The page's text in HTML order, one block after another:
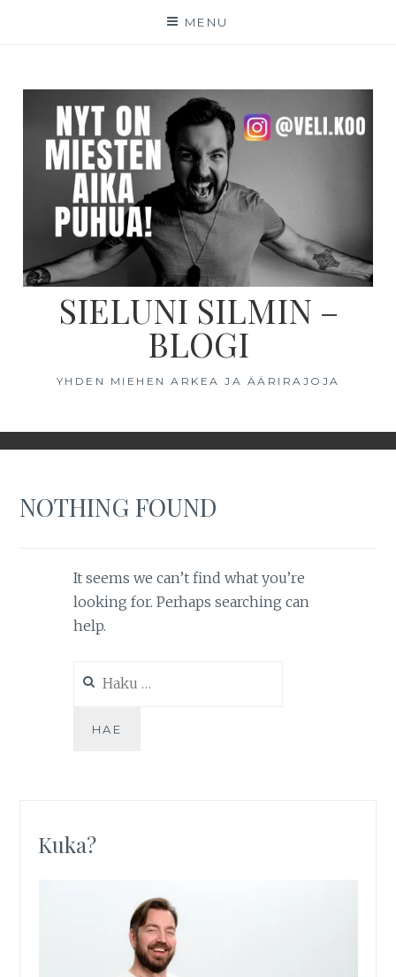
MENU
SIELUNI SILMIN –
BLOGI
YHDEN MIEHEN ARKEA JA ÄÄRIRAJOJA
NOTHING FOUND
It seems we can’t find what you’re
looking for. Perhaps searching can
help.
Kuka?